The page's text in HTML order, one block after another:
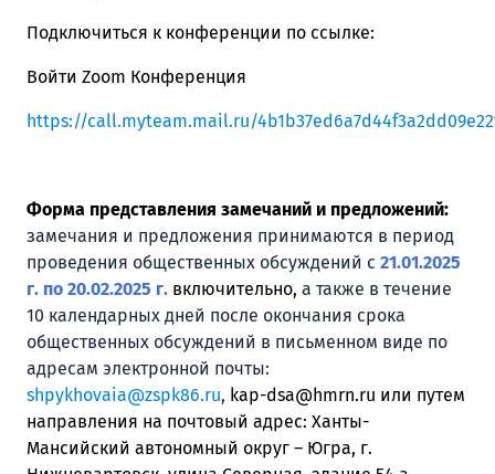
Подключиться к конференции по ссылке:
Войти Zoom Конференция
https://call.myteam.mail.ru/
Форма представления замечаний и предложений:
замечания и предложения принимаются в период
проведения общественных обсуждений с 21.01.2025
г. по 20.02.2025 г. включительно, а также в течение
10 календарных дней после окончания срока
общественных обсуждений в письменном виде по
адресам электронной почты:
shpykhovaia@zspk86.ru, kap-dsa@hmrn.ru или путем
направления на почтовый адрес: Ханты-
Мансийский автономный округ – Югра, г.